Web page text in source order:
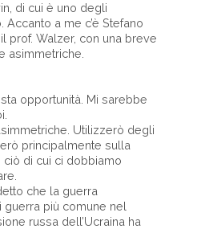
di cui è uno degli
a me c’è Stefano
prof. Walzer, con una breve
asimmetriche.
opportunità. Mi sarebbe
Utilizzerò degli
principalmente sulla
ciò di cui ci dobbiamo
che la guerra
più comune nel
russa dell’Ucraina ha